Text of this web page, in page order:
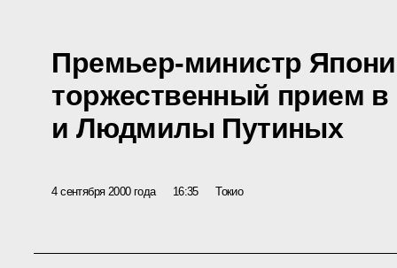
Премьер-министр
торжественный прием
и Людмилы Путиных
4 сентября 2000 года 16:35 Токио